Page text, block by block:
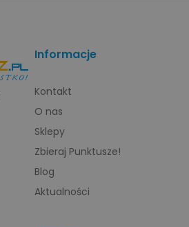
Informacje
Kontakt
O nas
Sklepy
Zbieraj Punktusze!
Blog
Aktualności